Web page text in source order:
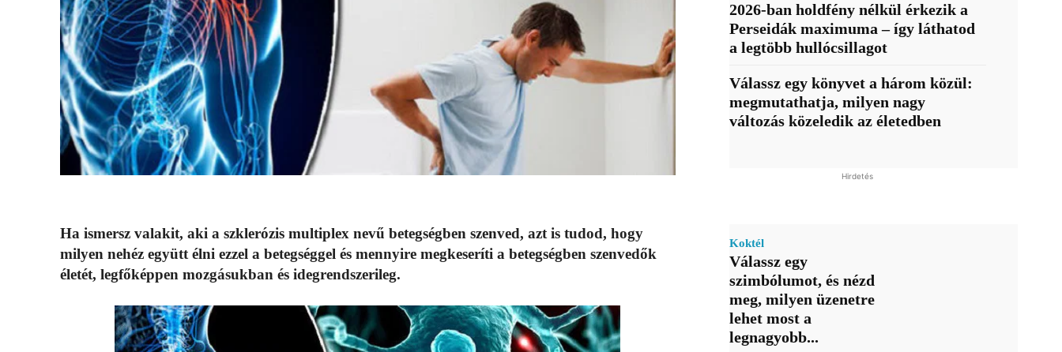
Ha ismersz valakit, aki a szklerózis multiplex nevű betegségben szenved, azt is tudod, hogy
milyen nehéz együtt élni ezzel a betegséggel és mennyire megkeseríti a betegségben szenvedők
életét, legfőképpen mozgásukban és idegrendszerileg.
2026-ban holdfény nélkül érkezik a
Perseidák maximuma – így láthatod
a legtöbb hullócsillagot
Válassz egy könyvet a három közül:
megmutathatja, milyen nagy
változás közeledik az életedben
Hirdetés
Koktél
Válassz egy
szimbólumot, és nézd
meg, milyen üzenetre
lehet most a
legnagyobb...